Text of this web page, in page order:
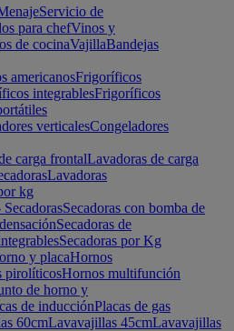
Servicio de
para chefVinos y
de cocinaVajillaBandejas
americanosFrigoríficos
integrablesFrigoríficos
verticalesCongeladores
carga frontalLavadoras de carga
Lavadoras
kg
Secadoras con bomba de
Secadoras de
Secadoras por Kg
y placaHornos
pirolíticosHornos multifunción
de horno y
de inducciónPlacas de gas
60cmLavavajillas 45cmLavavajillas